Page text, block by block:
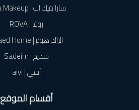
سارا ميك اب | Sara Makeup
روڤا | ROVA
الرائد هوم | Alraed Home
سديم | Sadeim
آيفي | aivi
أقسام الموقع